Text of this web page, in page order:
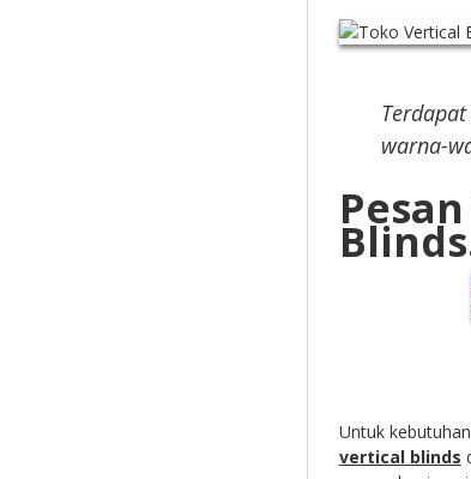
warna-
Untuk
vertical blinds